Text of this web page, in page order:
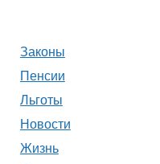
Законы
Пенсии
Льготы
Новости
Жизнь